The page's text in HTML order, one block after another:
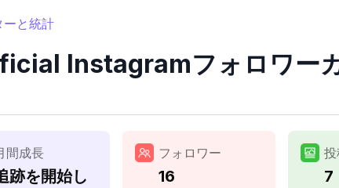
と統計
Instagramフォロワー
間成長
跡を開始し
フォロワー
16 7